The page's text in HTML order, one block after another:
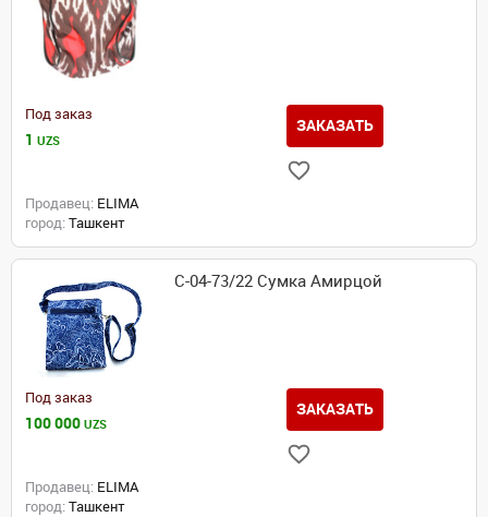
Под заказ
1 UZS
ЗАКАЗАТЬ
Продавец: ELIMA
город: Ташкент
С-04-73/22 Сумка Амирцой
Под заказ
100 000 UZS
ЗАКАЗАТЬ
Продавец: ELIMA
город: Ташкент